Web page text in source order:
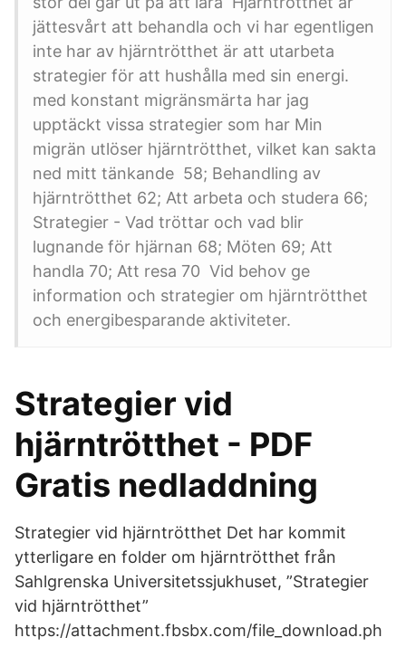
jättesvårt att behandla och vi har egentligen
inte har av hjärntrötthet är att utarbeta
strategier för att hushålla med sin energi.
med konstant migränsmärta har jag
upptäckt vissa strategier som har Min
migrän utlöser hjärntrötthet, vilket kan sakta
ned mitt tänkande 58; Behandling av
hjärntrötthet 62; Att arbeta och studera 66;
Strategier - Vad tröttar och vad blir
lugnande för hjärnan 68; Möten 69; Att
handla 70; Att resa 70 Vid behov ge
information och strategier om hjärntrötthet
och energibesparande aktiviteter.
Strategier vid
hjärntrötthet - PDF
Gratis nedladdning
Strategier vid hjärntrötthet Det har kommit
ytterligare en folder om hjärntrötthet från
Sahlgrenska Universitetssjukhuset, ”Strategier
vid hjärntrötthet”
https://attachment.fbsbx.com/file_download.ph